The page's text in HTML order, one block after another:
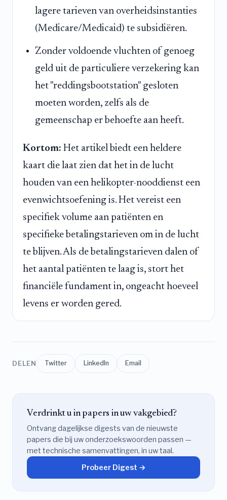
lagere tarieven van overheidsinstanties
(Medicare/Medicaid) te subsidiëren.
Zonder voldoende vluchten of genoeg
geld uit de particuliere verzekering kan
het "reddingsbootstation" gesloten
moeten worden, zelfs als de
gemeenschap er behoefte aan heeft.
Kortom: Het artikel biedt een heldere
kaart die laat zien dat het in de lucht
houden van een helikopter-nooddienst een
evenwichtsoefening is. Het vereist een
specifiek volume aan patiënten en
specifieke betalingstarieven om in de lucht
te blijven. Als de betalingstarieven dalen of
het aantal patiënten te laag is, stort het
financiële fundament in, ongeacht hoeveel
levens er worden gered.
DELEN Twitter LinkedIn Email
Verdrinkt u in papers in uw vakgebied?
Ontvang dagelijkse digests van de nieuwste
papers die bij uw onderzoekswoorden passen —
met technische samenvattingen, in uw taal.
Probeer Digest →